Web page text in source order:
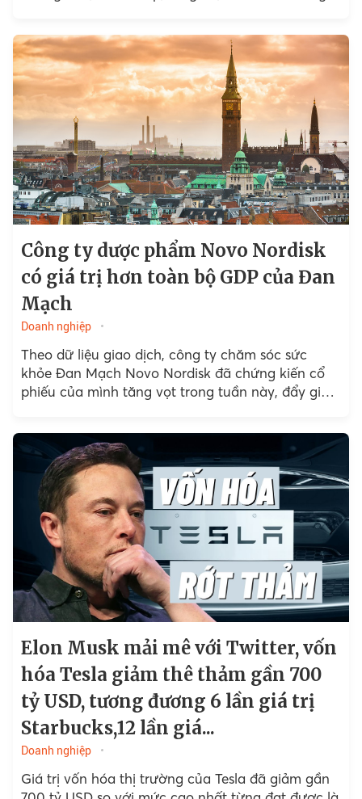
Công ty dược phẩm Novo Nordisk
có giá trị hơn toàn bộ GDP của Đan
Mạch
Doanh nghiệp
Theo dữ liệu giao dịch, công ty chăm sóc sức
khỏe Đan Mạch Novo Nordisk đã chứng kiến ​​​​cổ
phiếu của mình tăng vọt trong tuần này, đẩy giá
Elon Musk mải mê với Twitter, vốn
hóa Tesla giảm thê thảm gần 700
tỷ USD, tương đương 6 lần giá trị
Starbucks,12 lần giá...
Doanh nghiệp
Giá trị vốn hóa thị trường của Tesla đã giảm gần